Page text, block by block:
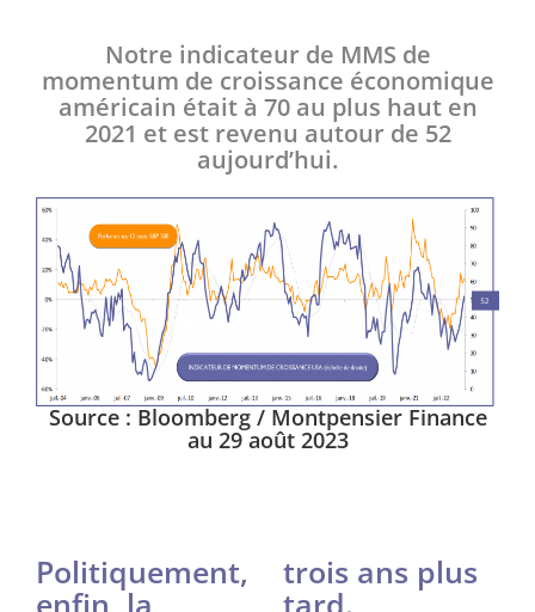
Notre indicateur de MMS de
momentum de croissance économique
américain était à 70 au plus haut en
2021 et est revenu autour de 52
aujourd’hui.
Source : Bloomberg / Montpensier Finance
au 29 août 2023
Politiquement,
enfin, la
trois ans plus
tard.